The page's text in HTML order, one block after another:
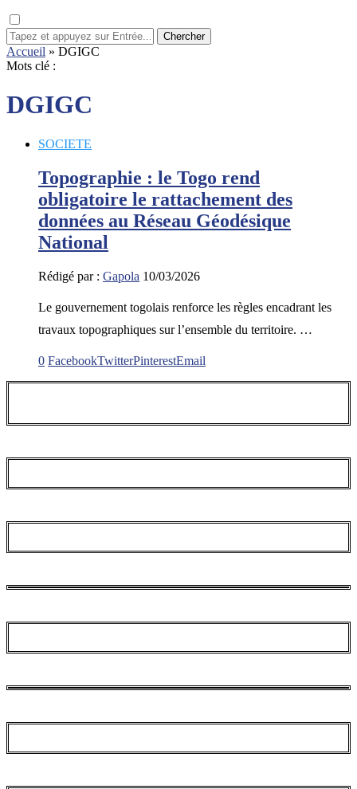
Chercher
Accueil » DGIGC
Mots clé :
DGIGC
SOCIETE
Topographie : le Togo rend
obligatoire le rattachement des
données au Réseau Géodésique
National
Rédigé par : Gapola 10/03/2026
Le gouvernement togolais renforce les règles encadrant les
travaux topographiques sur l’ensemble du territoire. …
0 FacebookTwitterPinterestEmail